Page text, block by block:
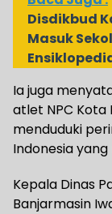
Disdikbud
Masuk
Ia juga
atlet NPC Kota
menduduki
Indonesia
Kepala Dinas
Banjarmasin